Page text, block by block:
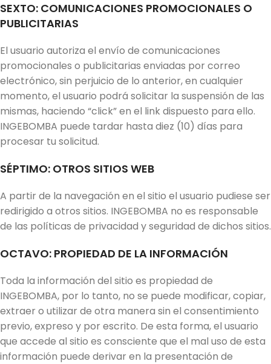
SEXTO: COMUNICACIONES PROMOCIONALES O
PUBLICITARIAS
El usuario autoriza el envío de comunicaciones
promocionales o publicitarias enviadas por correo
electrónico, sin perjuicio de lo anterior, en cualquier
momento, el usuario podrá solicitar la suspensión de las
mismas, haciendo “click” en el link dispuesto para ello.
INGEBOMBA puede tardar hasta diez (10) días para
procesar tu solicitud.
SÉPTIMO: OTROS SITIOS WEB
A partir de la navegación en el sitio el usuario pudiese ser
redirigido a otros sitios. INGEBOMBA no es responsable
de las políticas de privacidad y seguridad de dichos sitios.
OCTAVO: PROPIEDAD DE LA INFORMACIÓN
Toda la información del sitio es propiedad de
INGEBOMBA, por lo tanto, no se puede modificar, copiar,
extraer o utilizar de otra manera sin el consentimiento
previo, expreso y por escrito. De esta forma, el usuario
que accede al sitio es consciente que el mal uso de esta
información puede derivar en la presentación de